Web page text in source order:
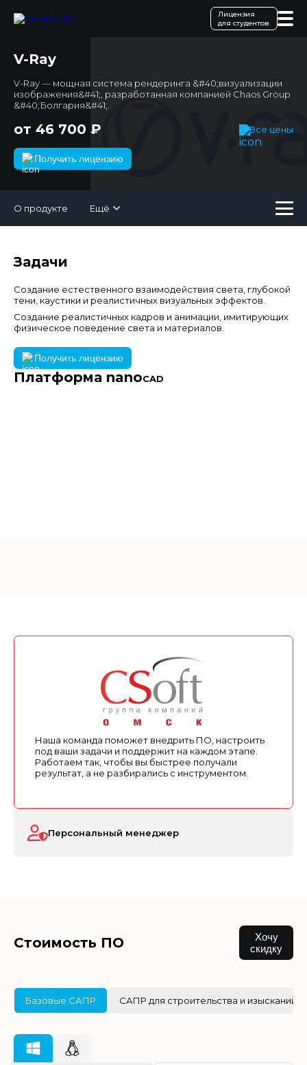
Лицензия
для студентов
V-Ray
V-Ray — мощная система рендеринга &#40;визуализации
изображения&#41;, разработанная компанией Chaos Group
&#40;Болгария&#41;.
от 46 700 ₽ Все цены
Получить лицензию
О продукте Ещё
Задачи
Создание естественного взаимодействия света, глубокой
тени, каустики и реалистичных визуальных эффектов.
Создание реалистичных кадров и анимации, имитирующих
физическое поведение света и материалов.
Получить лицензию
Платформа nanoCAD
Наша команда поможет внедрить ПО, настроить
под ваши задачи и поддержит на каждом этапе.
Работаем так, чтобы вы быстрее получали
результат, а не разбирались с инструментом.
Персональный менеджер
Стоимость ПО
Хочу
скидку
Базовые САПР САПР для строительства и изысканий